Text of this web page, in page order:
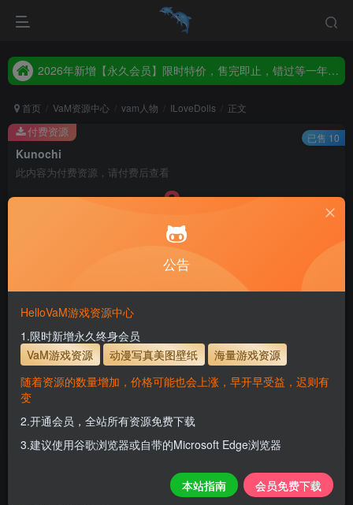
2026年新增【永久会员】限时特价，售完即止，错过等一年！！！
2026年新增【永久会员】限时特价，售完即止，错过等一年！！！
首页 VaM资源中心 vam人物 ILoveDolls 正文
Kunochi
此内容为付费资源，请付费后查看
3
立即购买
主流网盘——高速下载
支付页面打不开或支付后不跳转请联系QQ：3317425885
使用方法
解压后，放进文件夹AddonPackages即可，更多请看本
付费资源 已售 10
公告
HelloVaM游戏资源中心
1.限时新增永久终身会员
VaM游戏资源
动漫写真美图壁纸
海量游戏资源
随着资源的数量增加，价格可能也会上涨，早开早受益，迟则有
变
2.开通会员，全站所有资源免费下载
3.建议使用谷歌浏览器或自带的Microsoft Edge浏览器
本站指南 会员免费下载